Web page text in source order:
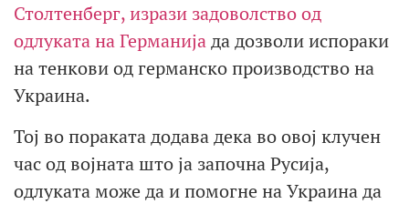
Столтенберг, изрази задоволство од
одлуката на Германијада дозволи испораки
на тенкови од германско производство на
Украина.
Тој во пораката додава дека во овој клучен
час од војната што ја започна Русија,
одлуката може да и помогне на Украина да